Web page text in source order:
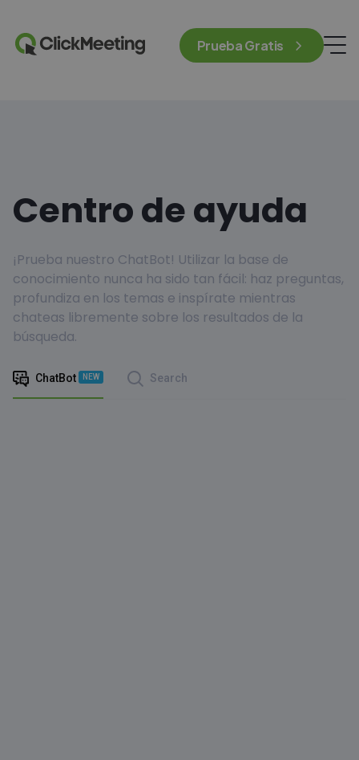
Prueba Gratis
Centro de ayuda
¡Prueba nuestro ChatBot! Utilizar la base de
conocimiento nunca ha sido tan fácil: haz preguntas,
profundiza en los temas e inspírate mientras
chateas libremente sobre los resultados de la
búsqueda.
ChatBot NEW Search